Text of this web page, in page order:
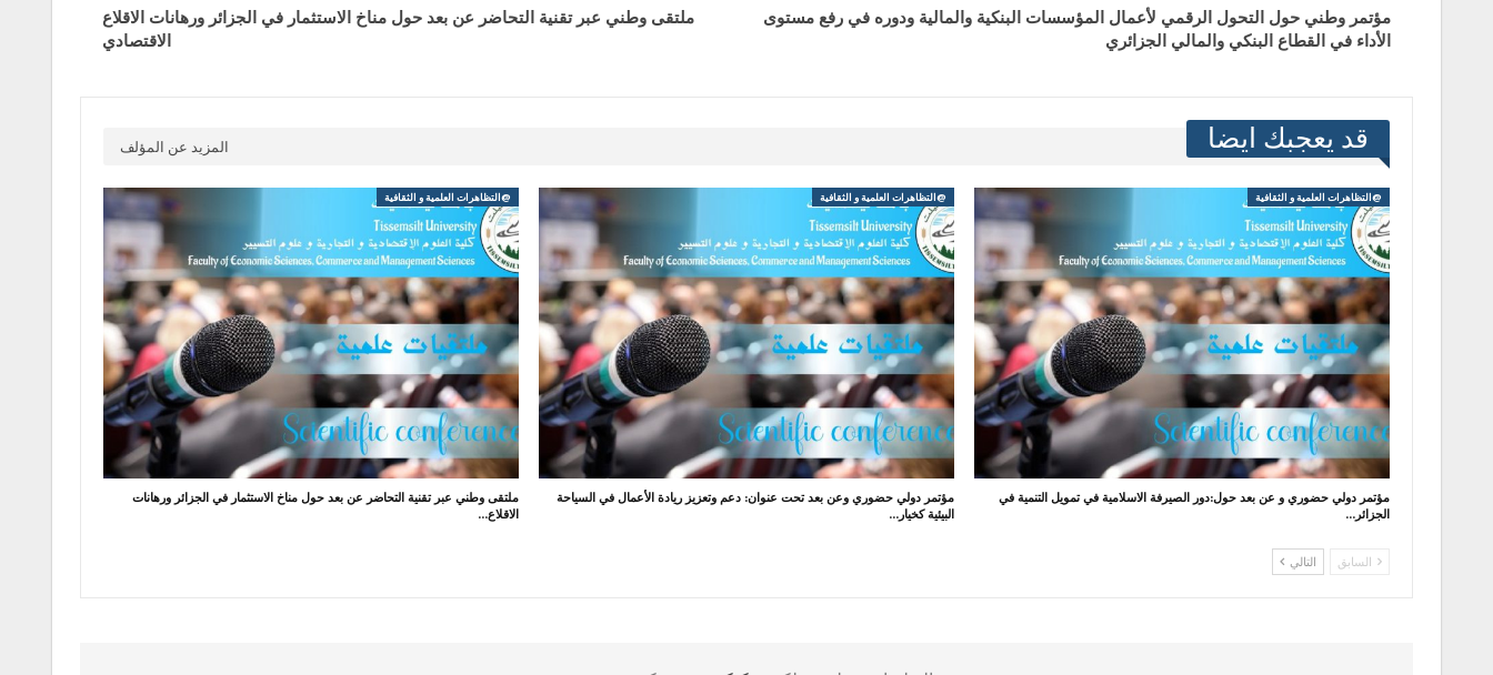
مؤتمر وطني حول التحول الرقمي لأعمال المؤسسات البنكية والمالية ودوره في رفع مستوى
الأداء في القطاع البنكي والمالي الجزائري
ملتقى وطني عبر تقنية التحاضر عن بعد حول مناخ الاستثمار في الجزائر ورهانات الاقلاع
الاقتصادي
قد يعجبك ايضا المزيد عن المؤلف
@التظاهرات العلمية و الثقافية
مؤتمر دولي حضوري و عن بعد حول:دور الصيرفة الاسلامية في تمويل التنمية في
الجزائر…
@التظاهرات العلمية و الثقافية
مؤتمر دولي حضوري وعن بعد تحت عنوان: دعم وتعزيز ريادة الأعمال في السياحة
البيئية كخيار…
@التظاهرات العلمية و الثقافية
ملتقى وطني عبر تقنية التحاضر عن بعد حول مناخ الاستثمار في الجزائر ورهانات
الاقلاع…
السابق التالي